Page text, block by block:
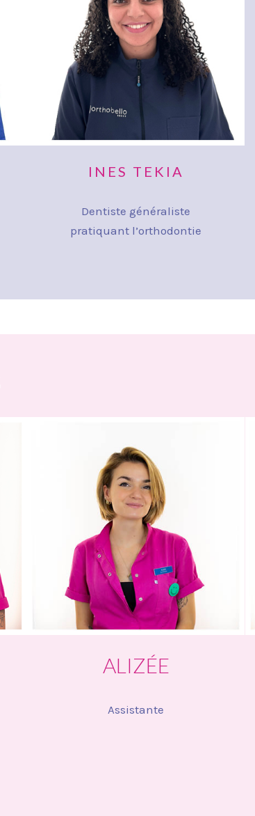
INES TEKIA
Dentiste généraliste
pratiquant l’orthodontie
ALIZÉE
Assistante